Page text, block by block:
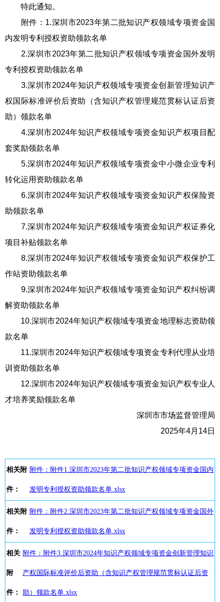
特此通知。
附件：1.深圳市2023年第二批知识产权领域专项资金国
内发明专利授权资助领款名单
2.深圳市2023年第二批知识产权领域专项资金国外发明
专利授权资助领款名单
3.深圳市2024年知识产权领域专项资金创新管理知识产
权国际标准评价后资助（含知识产权管理规范贯标认证后资
助）领款名单
4.深圳市2024年知识产权领域专项资金知识产权项目配
套奖励领款名单
5.深圳市2024年知识产权领域专项资金中小微企业专利
转化运用资助领款名单
6.深圳市2024年知识产权领域专项资金知识产权保险资
助领款名单
7.深圳市2024年知识产权领域专项资金知识产权证券化
项目补贴领款名单
8.深圳市2024年知识产权领域专项资金知识产权保护工
作站资助领款名单
9.深圳市2024年知识产权领域专项资金知识产权纠纷调
解资助领款名单
10.深圳市2024年知识产权领域专项资金地理标志资助领
款名单
11.深圳市2024年知识产权领域专项资金专利代理从业培
训资助领款名单
12.深圳市2024年知识产权领域专项资金知识产权专业人
才培养奖励领款名单
深圳市市场监督管理局
2025年4月14日
相关附
件：
附件：附件1.深圳市2023年第二批知识产权领域专项资金国内
发明专利授权资助领款名单.xlsx
相关附
件：
附件：附件2.深圳市2023年第二批知识产权领域专项资金国外
发明专利授权资助领款名单.xlsx
相关
附
件：
附件：附件3.深圳市2024年知识产权领域专项资金创新管理知识
产权国际标准评价后资助（含知识产权管理规范贯标认证后资
助）领款名单.xlsx